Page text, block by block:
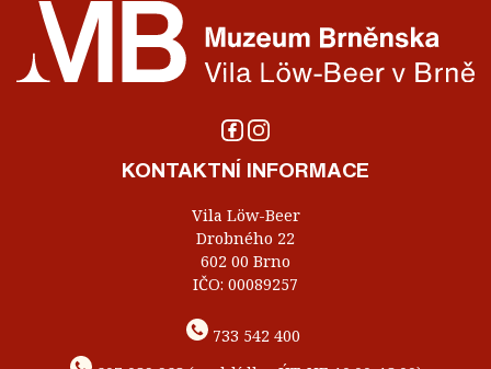
KONTAKTNÍ INFORMACE
Vila Löw-Beer
Drobného 22
602 00 Brno
IČO: 00089257
733 542 400